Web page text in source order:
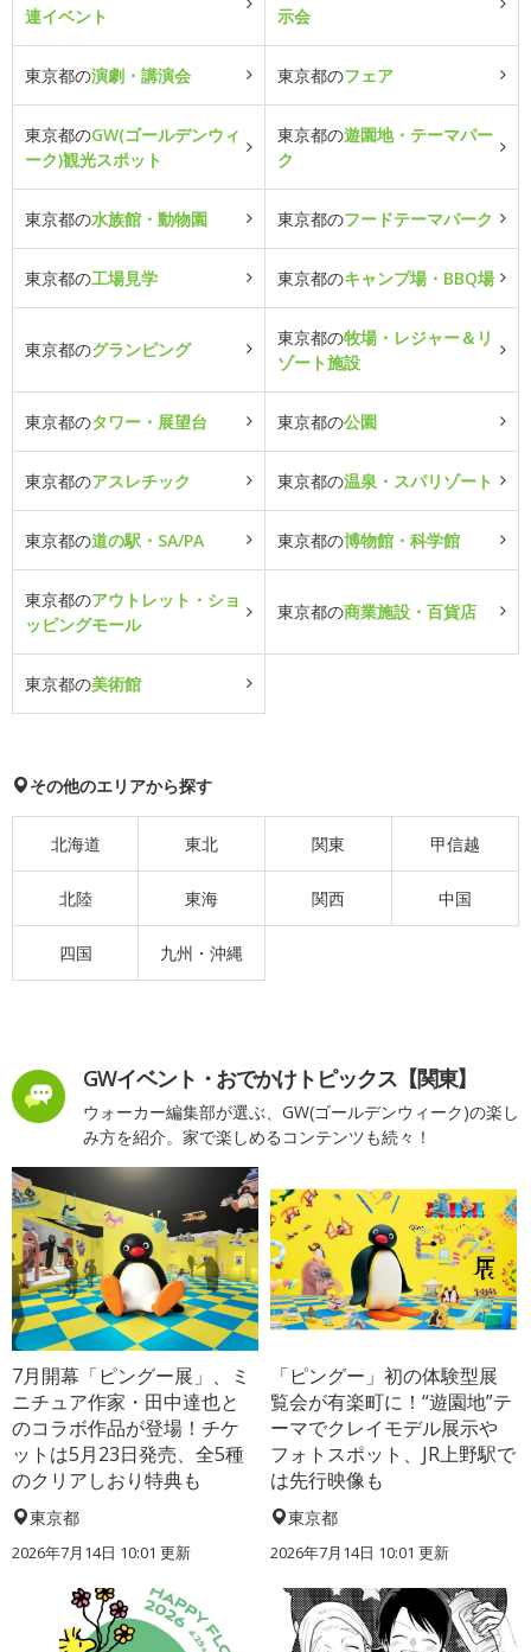
連イベント
示会
東京都の演劇・講演会 東京都のフェア
東京都のGW(ゴールデンウィ
ーク)観光スポット
東京都の遊園地・テーマパー
ク
東京都の水族館・動物園 東京都のフードテーマパーク
東京都の工場見学 東京都のキャンプ場・BBQ場
東京都のグランピング
東京都の牧場・レジャー＆リ
ゾート施設
東京都のタワー・展望台 東京都の公園
東京都のアスレチック 東京都の温泉・スパリゾート
東京都の道の駅・SA/PA 東京都の博物館・科学館
東京都のアウトレット・ショ
ッピングモール
東京都の商業施設・百貨店
東京都の美術館
その他のエリアから探す
北海道 東北 関東 甲信越
北陸 東海 関西 中国
四国 九州・沖縄
GWイベント・おでかけトピックス【関東】
ウォーカー編集部が選ぶ、GW(ゴールデンウィーク)の楽し
み方を紹介。家で楽しめるコンテンツも続々！
7月開幕「ピングー展」、ミ
ニチュア作家・田中達也と
のコラボ作品が登場！チケ
ットは5月23日発売、全5種
のクリアしおり特典も
東京都
2026年7月14日 10:01 更新
「ピングー」初の体験型展
覧会が有楽町に！“遊園地”テ
ーマでクレイモデル展示や
フォトスポット、JR上野駅で
は先行映像も
東京都
2026年7月14日 10:01 更新